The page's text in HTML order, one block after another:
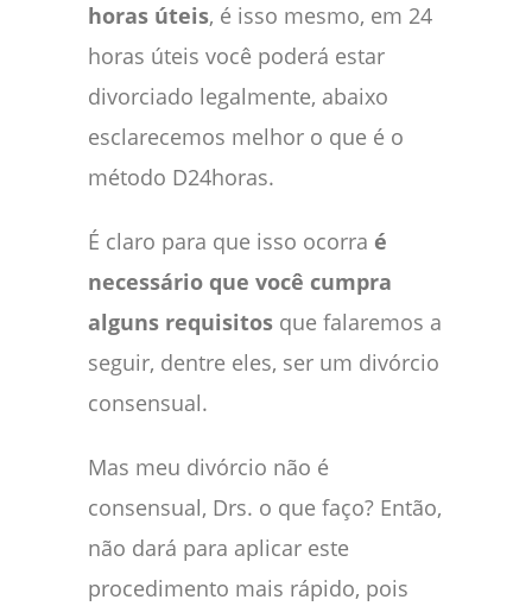
horas úteis, é isso mesmo, em 24
horas úteis você poderá estar
divorciado legalmente, abaixo
esclarecemos melhor o que é o
método D24horas.
É claro para que isso ocorra é
necessário que você cumpra
alguns requisitos que falaremos a
seguir, dentre eles, ser um divórcio
consensual.
Mas meu divórcio não é
consensual, Drs. o que faço? Então,
não dará para aplicar este
procedimento mais rápido, pois